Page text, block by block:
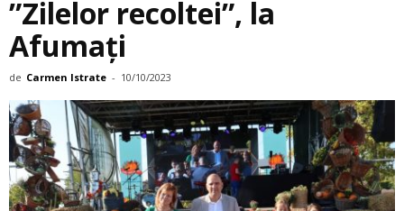
”Zilelor recoltei”, la
Afumaţi
de Carmen Istrate - 10/10/2023